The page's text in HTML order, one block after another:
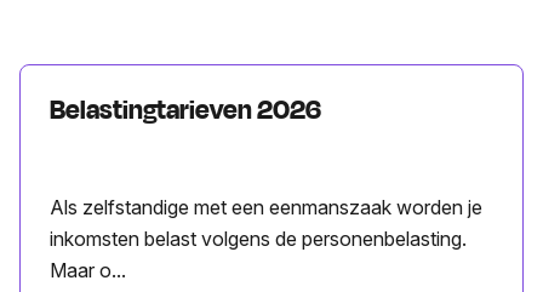
Belastingtarieven 2026
Als zelfstandige met een eenmanszaak worden je
inkomsten belast volgens de personenbelasting.
Maar o...